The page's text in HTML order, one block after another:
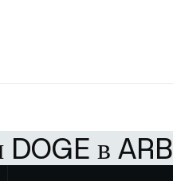
DOGE в ARB